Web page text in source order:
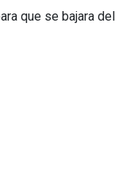
que se bajara del